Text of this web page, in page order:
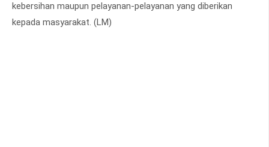
kebersihan maupun pelayanan-pelayanan yang diberikan
kepada masyarakat. (LM)